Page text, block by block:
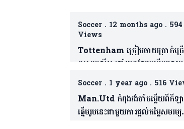
Soccer. 12 months ago. 594
Views
Tottenham ត្រៀមចាយប្រាក់ច្រ
គួរសមលើការនាំយកខ្សែបម្រើរូបនេះ
ពង្រឹងក្រុម(មាន១វីដេអូ)
Soccer. 1 year ago. 516
Man.Utd កំពុងរង់ចាំចម្លើយពីកីឡ
ឆ្នើមរូបនេះជាមួយការផ្តល់តម្លៃសមរម្យ